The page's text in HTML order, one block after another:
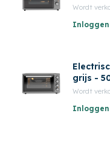
Wordt
Inloggen
grijs -
Wordt
Inloggen